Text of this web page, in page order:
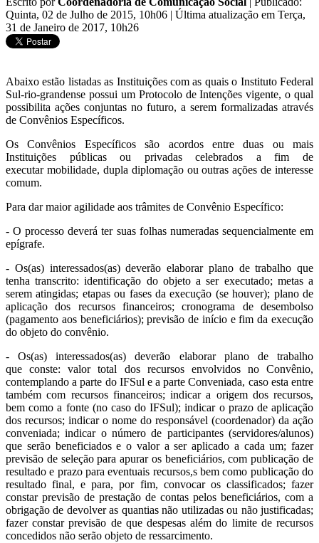
Quinta, 02 de Julho de 2015, 10h06 | Última atualização em Terça,
31 de Janeiro de 2017, 10h26
Abaixo estão listadas as Instituições com as quais o Instituto Federal
Sul-rio-grandense possui um Protocolo de Intenções vigente, o qual
possibilita ações conjuntas no futuro, a serem formalizadas através
de Convênios Específicos.
Os Convênios Específicos são acordos entre duas ou mais
Instituições públicas ou privadas celebrados a fim de
executar mobilidade, dupla diplomação ou outras ações de interesse
comum.
Para dar maior agilidade aos trâmites de Convênio Específico:
- O processo deverá ter suas folhas numeradas sequencialmente em
epígrafe.
- Os(as) interessados(as) deverão elaborar plano de trabalho que
tenha transcrito: identificação do objeto a ser executado; metas a
serem atingidas; etapas ou fases da execução (se houver); plano de
aplicação dos recursos financeiros; cronograma de desembolso
(pagamento aos beneficiários); previsão de início e fim da execução
do objeto do convênio.
- Os(as) interessados(as) deverão elaborar plano de trabalho
que conste: valor total dos recursos envolvidos no Convênio,
contemplando a parte do IFSul e a parte Conveniada, caso esta entre
também com recursos financeiros; indicar a origem dos recursos,
bem como a fonte (no caso do IFSul); indicar o prazo de aplicação
dos recursos; indicar o nome do responsável (coordenador) da ação
conveniada; indicar o número de participantes (servidores/alunos)
que serão beneficiados e o valor a ser aplicado a cada um; fazer
previsão de seleção para apurar os beneficiários, com publicação de
resultado e prazo para eventuais recursos,s bem como publicação do
resultado final, e para, por fim, convocar os classificados; fazer
constar previsão de prestação de contas pelos beneficiários, com a
obrigação de devolver as quantias não utilizadas ou não justificadas;
fazer constar previsão de que despesas além do limite de recursos
concedidos não serão objeto de ressarcimento.